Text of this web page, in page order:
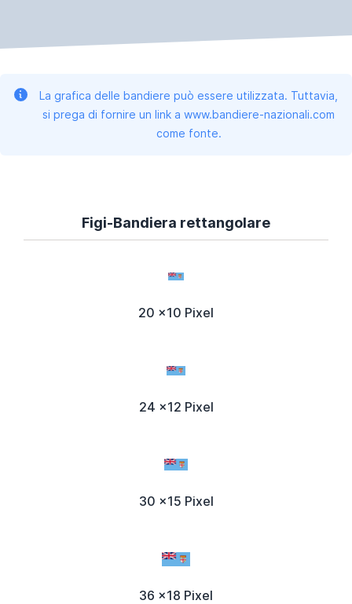
La grafica delle bandiere può essere utilizzata. Tuttavia,
si prega di fornire un link a www.bandiere-nazionali.com
come fonte.
Figi-Bandiera rettangolare
20 x10 Pixel
24 x12 Pixel
30 x15 Pixel
36 x18 Pixel